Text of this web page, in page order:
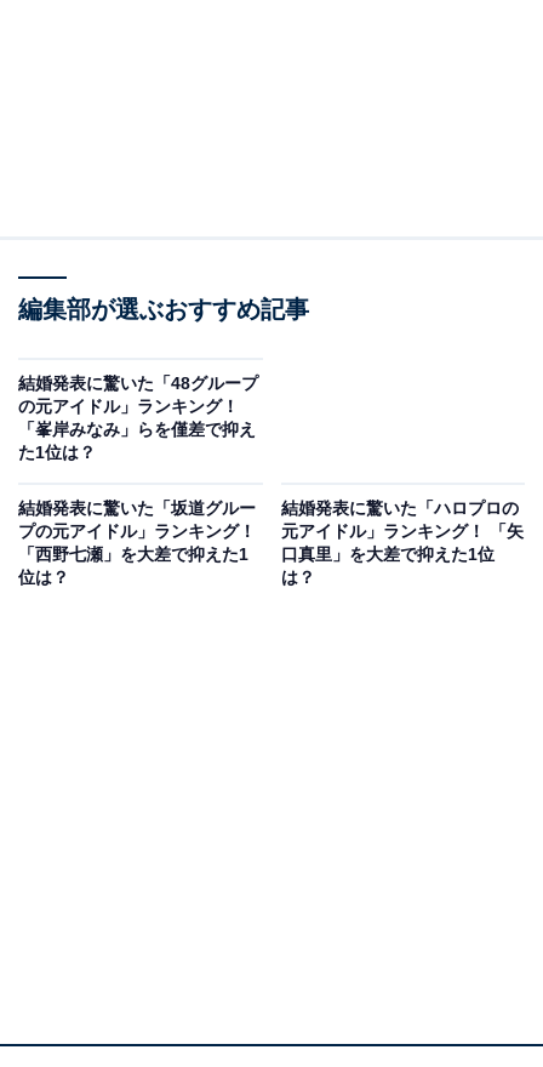
2位に選ばれたのは堂本剛さんでした。堂本さんは、
編集部が選ぶおすすめ記事
結婚発表に驚いた「48グループ
の元アイドル」ランキング！
「峯岸みなみ」らを僅差で抑え
た1位は？
結婚発表に驚いた「坂道グルー
プの元アイドル」ランキング！
「西野七瀬」を大差で抑えた1
位は？
結婚発表に驚いた「ハロプロの
元アイドル」ランキング！ 「矢
口真里」を大差で抑えた1位
は？